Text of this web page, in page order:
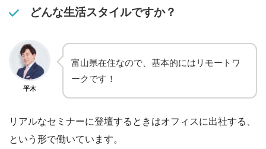
どんな生活スタイルですか？
平木
富山県在住なので、基本的にはリモートワ
ークです！
リアルなセミナーに登壇するときはオフィスに出社する、
という形で働いています。